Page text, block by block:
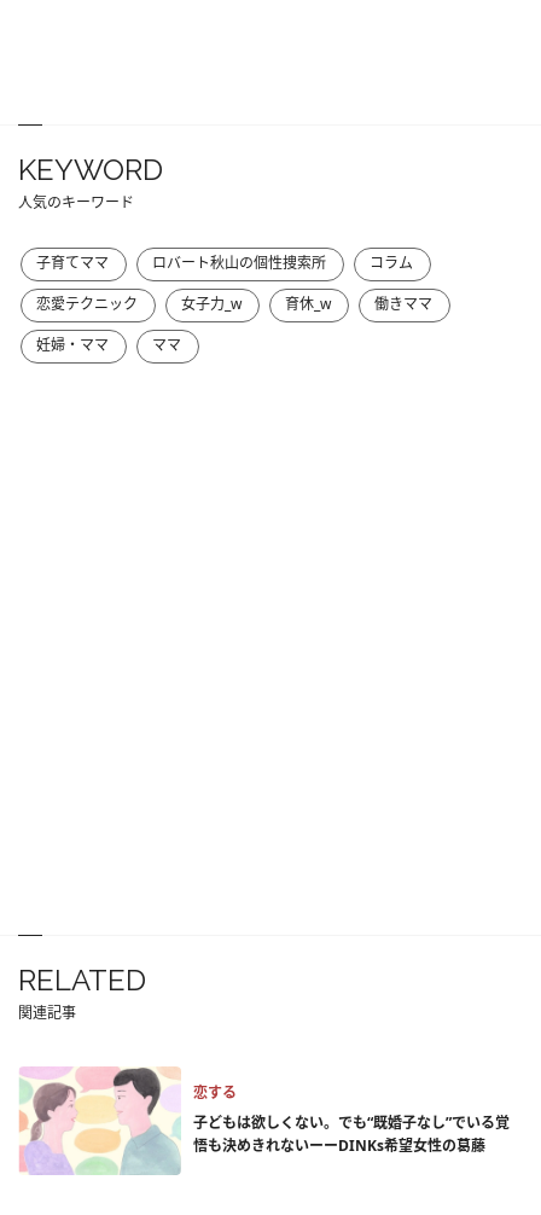
KEYWORD
人気のキーワード
子育てママ ロバート秋山の個性捜索所
コラム
恋愛テクニック
女子力_w 育休_w
働きママ
妊婦・ママ
ママ
RELATED
関連記事
恋する
子どもは欲しくない。でも“既婚子なし”でいる覚
悟も決めきれないーーDINKs希望女性の葛藤